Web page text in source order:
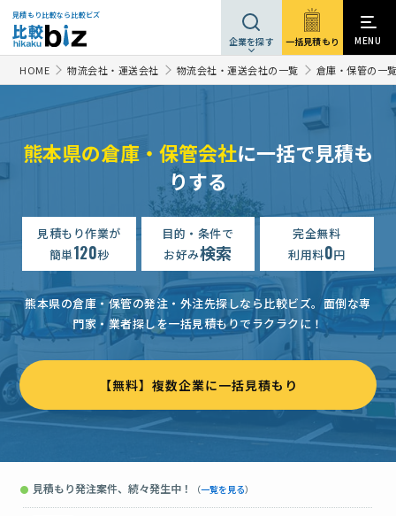
見積もり比較なら比較ビズ
企業を探す 一括見積もり MENU
HOME 物流会社・運送会社 物流会社・運送会社の一覧 倉庫・保管の一
熊本県の倉庫・保管会社に一括で見積も
りする
見積もり作業が
簡単120秒
目的・条件で
お好み検索
完全無料
利用料0円
熊本県の倉庫・保管の発注・外注先探しなら比較ビズ。 面倒な専
門家・業者探しを一括見積もりでラクラクに！
【無料】複数企業に一括見積もり
● 見積もり発注案件、続々発生中！ （一覧を見る）
倉庫・保管の見積もり依頼 熊本県
【電話・メール可能】倉庫・保管の見積もり依頼 予算上限なし
【魚介類の冷凍保存】倉庫・保管の見積もり依頼